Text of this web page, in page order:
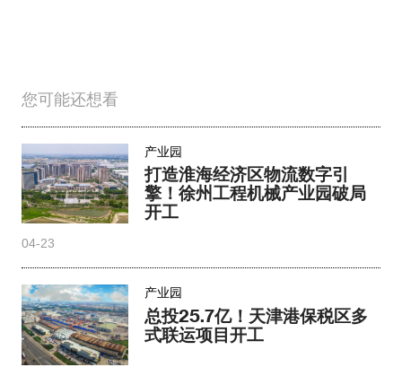
您可能还想看
产业园
打造淮海经济区物流数字引
擎！徐州工程机械产业园破局
开工
04-23
产业园
总投25.7亿！天津港保税区多
式联运项目开工